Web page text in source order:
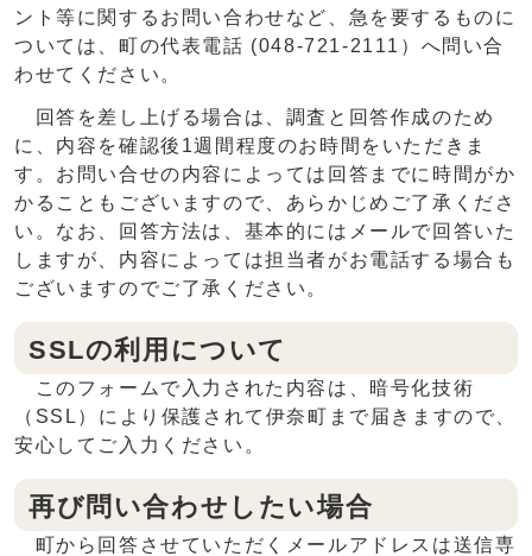
ント等に関するお問い合わせなど、急を要するものに
ついては、町の代表電話 (048-721-2111）へ問い合
わせてください。
回答を差し上げる場合は、調査と回答作成のため
に、内容を確認後1週間程度のお時間をいただきま
す。お問い合せの内容によっては回答までに時間がか
かることもございますので、あらかじめご了承くださ
い。なお、回答方法は、基本的にはメールで回答いた
しますが、内容によっては担当者がお電話する場合も
ございますのでご了承ください。
SSLの利用について
このフォームで入力された内容は、暗号化技術
（SSL）により保護されて伊奈町まで届きますので、
安心してご入力ください。
再び問い合わせしたい場合
町から回答させていただくメールアドレスは送信専